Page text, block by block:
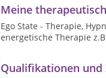
Meine
Ego State - Therapie,
energetische Therapie
Qualifikationen und